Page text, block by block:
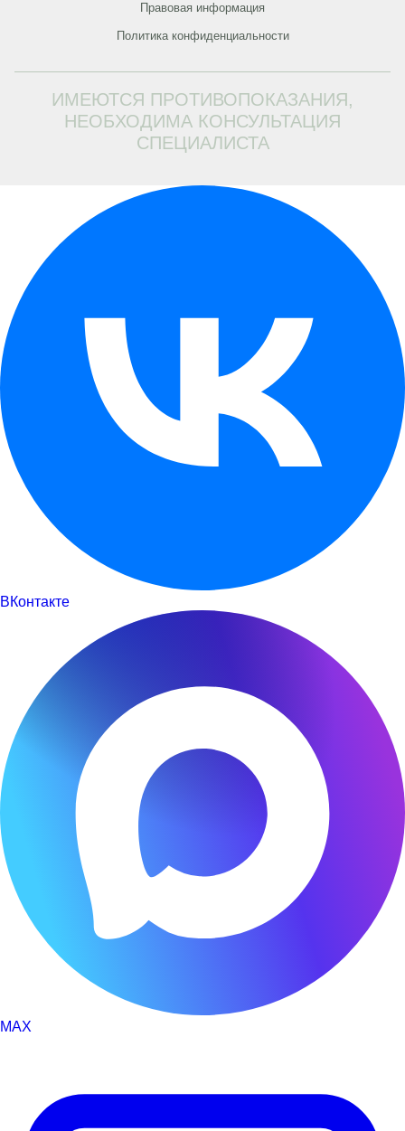
Правовая информация
Политика конфиденциальности
ИМЕЮТСЯ ПРОТИВОПОКАЗАНИЯ,
НЕОБХОДИМА КОНСУЛЬТАЦИЯ
СПЕЦИАЛИСТА
Оставьте заявку на налоговый вычет
Пациент является плательщиком
Пациент не является плательщиком
Введите ваши ФИО*
Введите дату рождения*
Введите ИНН пациента*
За какой год / годы вы хотите получить справку *
ВКонтакте
MAX